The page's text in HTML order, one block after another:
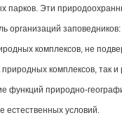
парков. Эти
организаций заповедников:
комплексов, не
природных комплексов, так
функций природно-
естественных условий.